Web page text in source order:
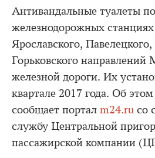
Антивандальные туалеты
железнодорожных станциях
Ярославского,
Горьковского направлений
железной дороги. Их
квартале 2017 года. Об
сообщает портал m24.ru со
службу Центральной
пассажирской компании